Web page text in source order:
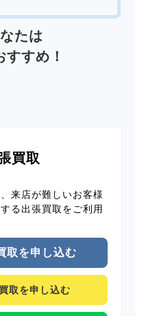
たは
すすめ！
買取
来店が難しいお客様
る出張買取をご利用
取を申し込む
取を申し込む